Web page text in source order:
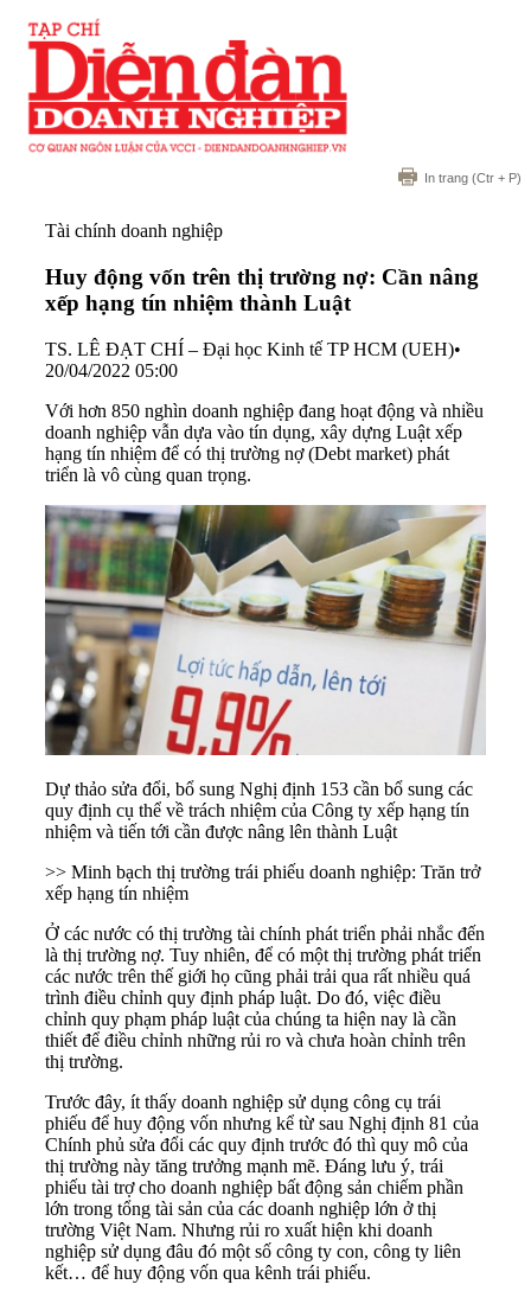
In trang (Ctr + P)
Tài chính doanh nghiệp
Huy động vốn trên thị trường nợ: Cần nâng
xếp hạng tín nhiệm thành Luật
TS. LÊ ĐẠT CHÍ – Đại học Kinh tế TP HCM (UEH)•
20/04/2022 05:00
Với hơn 850 nghìn doanh nghiệp đang hoạt động và nhiều
doanh nghiệp vẫn dựa vào tín dụng, xây dựng Luật xếp
hạng tín nhiệm để có thị trường nợ (Debt market) phát
triển là vô cùng quan trọng.
Dự thảo sửa đổi, bổ sung Nghị định 153 cần bổ sung các
quy định cụ thể về trách nhiệm của Công ty xếp hạng tín
nhiệm và tiến tới cần được nâng lên thành Luật
>> Minh bạch thị trường trái phiếu doanh nghiệp: Trăn trở
xếp hạng tín nhiệm
Ở các nước có thị trường tài chính phát triển phải nhắc đến
là thị trường nợ. Tuy nhiên, để có một thị trường phát triển
các nước trên thế giới họ cũng phải trải qua rất nhiều quá
trình điều chỉnh quy định pháp luật. Do đó, việc điều
chỉnh quy phạm pháp luật của chúng ta hiện nay là cần
thiết để điều chỉnh những rủi ro và chưa hoàn chỉnh trên
thị trường.
Trước đây, ít thấy doanh nghiệp sử dụng công cụ trái
phiếu để huy động vốn nhưng kể từ sau Nghị định 81 của
Chính phủ sửa đổi các quy định trước đó thì quy mô của
thị trường này tăng trưởng mạnh mẽ. Đáng lưu ý, trái
phiếu tài trợ cho doanh nghiệp bất động sản chiếm phần
lớn trong tổng tài sản của các doanh nghiệp lớn ở thị
trường Việt Nam. Nhưng rủi ro xuất hiện khi doanh
nghiệp sử dụng đâu đó một số công ty con, công ty liên
kết… để huy động vốn qua kênh trái phiếu.